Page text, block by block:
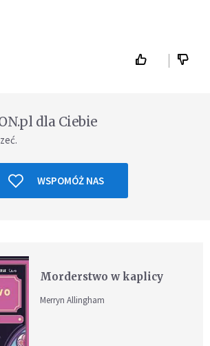
dla Ciebie
WSPOMÓŻ NAS
Morderstwo w kaplicy
Merryn Allingham